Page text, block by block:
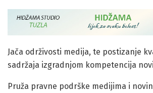
Jača održivosti medija, te postizanje
sadržaja izgradnjom kompetencija
Pruža pravne podrške medijima i